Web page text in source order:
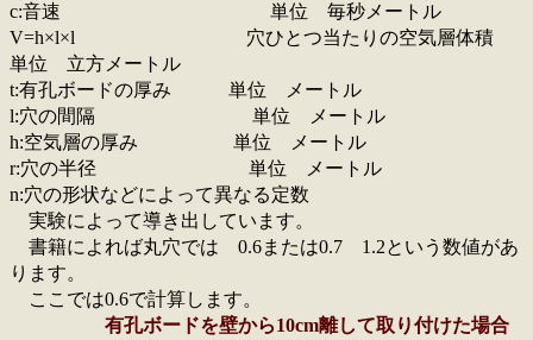
c:音速 単位 毎秒メートル
V=h×l×l 穴ひとつ当たりの空気層体積
単位 立方メートル
t:有孔ボードの厚み 単位 メートル
l:穴の間隔 単位 メートル
h:空気層の厚み 単位 メートル
r:穴の半径 単位 メートル
n:穴の形状などによって異なる定数
実験によって導き出しています。
書籍によれば丸穴では 0.6または0.7 1.2という数値があ
ります。
ここでは0.6で計算します。
有孔ボードを壁から10cm離して取り付けた場合